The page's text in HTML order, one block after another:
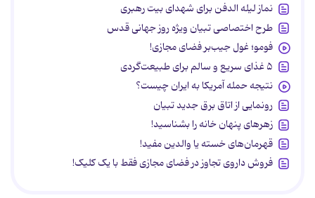
نماز لیله الدفن برای شهدای بیت رهبری
طرح اختصاصی تبیان ویژه روز جهانی قدس
فومو؛ غول جیب‌بر فضای مجازی!
۵ غذای سریع و سالم برای طبیعت‌گردی
نتیجه حمله آمریکا به ایران چیست؟
رونمایی از اتاق برق جدید تبیان
زهرهای پنهان خانه را بشناسید!
قهرمان‌های خسته یا والدین مفید!
فروش داروی تجاوز در فضای مجازی فقط با یک کلیک!